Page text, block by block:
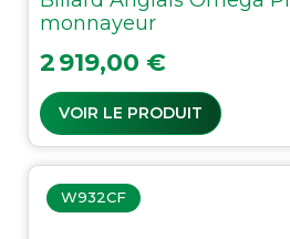
monnayeur
Prix
2 919,00 €
VOIR LE PRODUIT
W932CF